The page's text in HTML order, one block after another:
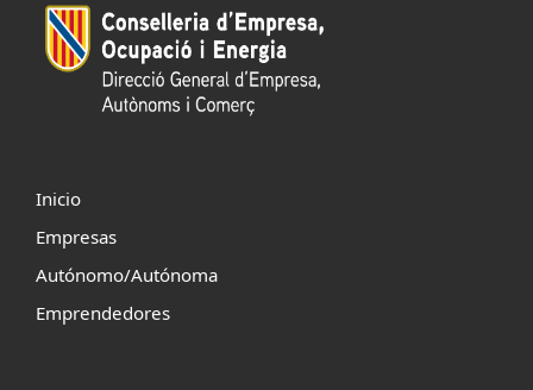
Inicio
Empresas
Autónomo/Autónoma
Emprendedores